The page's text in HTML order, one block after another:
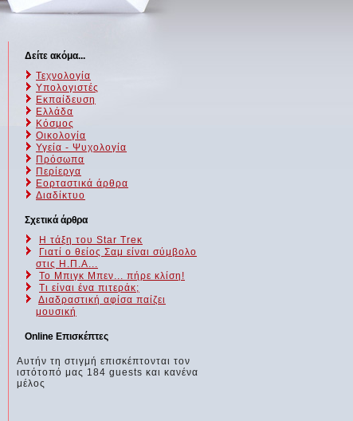
Δείτε ακόμα...
Τεχνολογία
Υπολογιστές
Εκπαίδευση
Ελλάδα
Κόσμος
Οικολογία
Υγεία - Ψυχολογία
Πρόσωπα
Περίεργα
Εορταστικά άρθρα
Διαδίκτυο
Σχετικά άρθρα
H τάξη του Star Treκ
Γιατί ο θείος Σαμ είναι σύμβολο
στις Η.Π.Α...
Το Μπιγκ Μπεν... πήρε κλίση!
Τι είναι ένα πιτεράκ;
Διαδραστική αφίσα παίζει
μουσική
Online Επισκέπτες
Αυτήν τη στιγμή επισκέπτονται τον
ιστότοπό μας 184 guests και κανένα
μέλος